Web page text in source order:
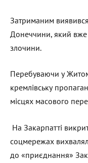
Затриманим
Донеччини, який вже
злочини.
Перебуваючи у
кремлівську
місцях масового
На Закарпатті
соцмережах
до «приєднання»